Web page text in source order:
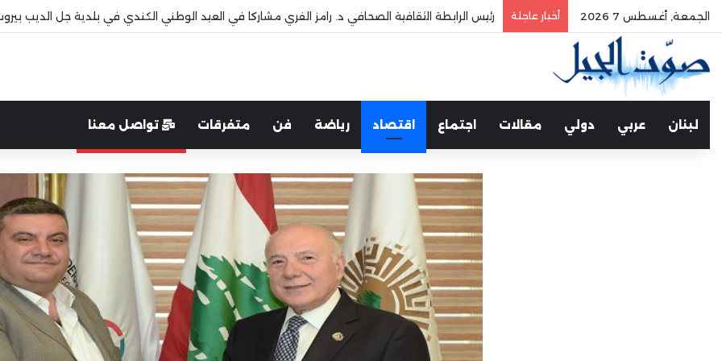
الجمعة, أغسطس 7 2026 أخبار عاجلة الفري يستقبل نقيب موظفي قاديشا
لبنان عربي دولي مقالات اجتماع اقتصاد رياضة فن متفرقات تواصل معنا